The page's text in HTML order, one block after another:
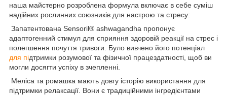
наша майстерно розроблена формула включає в себе суміш
надійних рослинних союзників для настрою та стресу:
Запатентована Sensoril® ashwagandha пропонує
адаптогенний стимул для сприяння здоровій реакції на стрес і
полегшення почуття тривоги. Було вивчено його потенціал
для підтримки розумової та фізичної працездатності, щоб ви
могли досягти успіху в зчепленні.
Меліса та ромашка мають довгу історію використання для
підтримки релаксації. Вони є традиційними інгредієнтами